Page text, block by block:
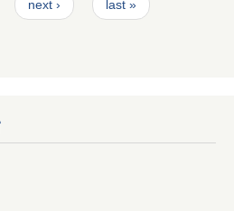
next › last »